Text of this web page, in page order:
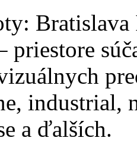
priestore
industrial,
a ďalších.